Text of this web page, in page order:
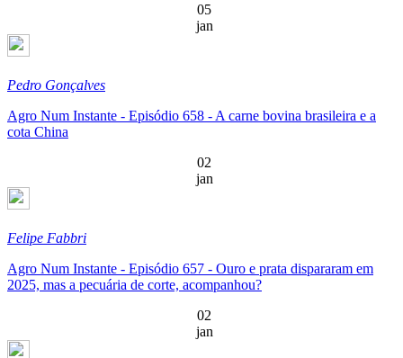
05
jan
Pedro Gonçalves
Agro Num Instante - Episódio 658 - A carne bovina brasileira e a
cota China
02
jan
Felipe Fabbri
Agro Num Instante - Episódio 657 - Ouro e prata dispararam em
2025, mas a pecuária de corte, acompanhou?
02
jan